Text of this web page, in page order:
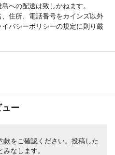
への配送は致しかねます。
住所、電話番号をカインズ以外
バシーポリシーの規定に則り厳
ュー
款をご確認ください。投稿した
なします。